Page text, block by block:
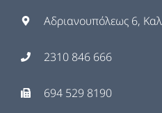
Αδριανουπόλεως 6,
2310 846 666
694 529 8190